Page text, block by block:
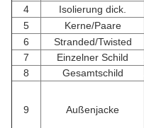
4
Isolierung dick.
5
Kerne/Paare
6
Stranded/Twisted
7
Einzelner Schild
8
Gesamtschild
9 Außenjacke